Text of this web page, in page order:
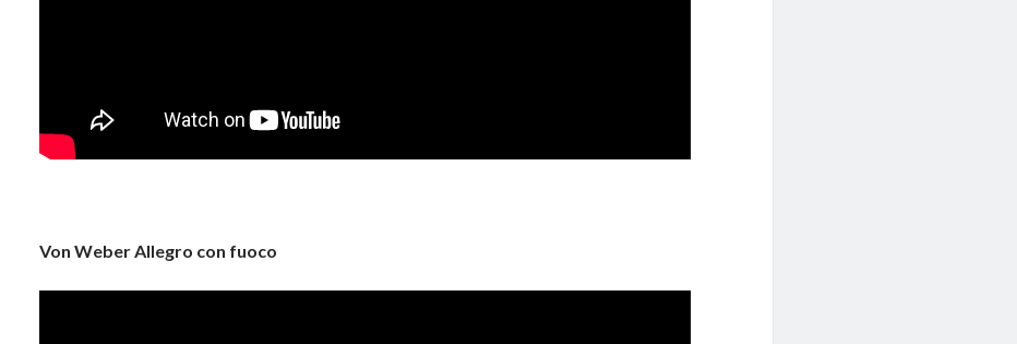
Von Weber Allegro con fuoco